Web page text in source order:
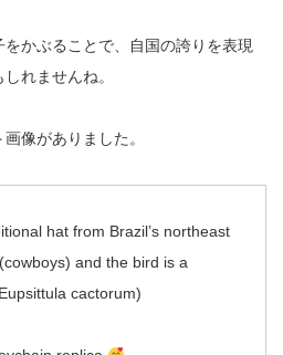
かぶることで、自国の誇りを表現
れませんね。
像がありました。
hat from Brazil’s northeast
and the bird is a
cactorum)